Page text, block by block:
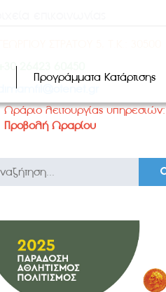
Προγράμματα Κατάρτισης
+30 26423 60450
dimamfil@otenet.gr
Ωράριο λειτουργίας υπηρεσιών:
Προβολή Ωραρίου